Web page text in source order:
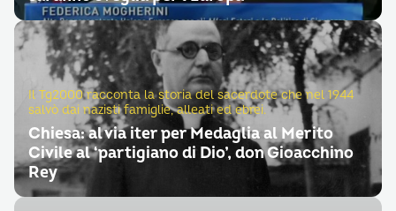
Il Tg2000 racconta la storia del sacerdote che nel 1944
salvò dai nazisti famiglie, alleati ed ebrei.
Chiesa: al via iter per Medaglia al Merito
Civile al ‘partigiano di Dio’, don Gioacchino
Rey